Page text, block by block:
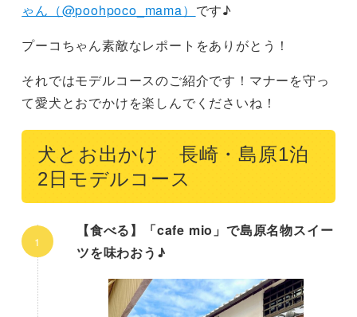
ゃん（@poohpoco_mama） です♪
プーコちゃん素敵なレポートをありがとう！
それではモデルコースのご紹介です！マナーを守っ
て愛犬とおでかけを楽しんでくださいね！
犬とお出かけ 長崎・島原1泊
2日モデルコース
【食べる】「cafe mio」で島原名物スイー
ツを味わおう♪